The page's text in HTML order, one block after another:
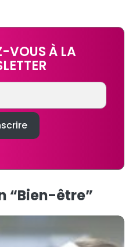
VOUS À LA
“Bien-être”